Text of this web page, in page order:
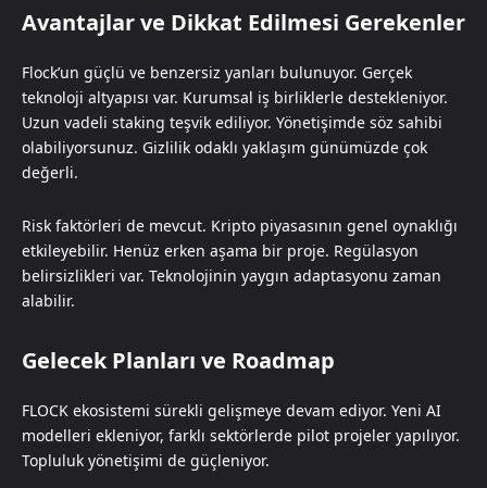
Avantajlar ve Dikkat Edilmesi Gerekenler
Flock’un güçlü ve benzersiz yanları bulunuyor. Gerçek
teknoloji altyapısı var. Kurumsal iş birliklerle destekleniyor.
Uzun vadeli staking teşvik ediliyor. Yönetişimde söz sahibi
olabiliyorsunuz. Gizlilik odaklı yaklaşım günümüzde çok
değerli.
Risk faktörleri de mevcut. Kripto piyasasının genel oynaklığı
etkileyebilir. Henüz erken aşama bir proje. Regülasyon
belirsizlikleri var. Teknolojinin yaygın adaptasyonu zaman
alabilir.
Gelecek Planları ve Roadmap
FLOCK ekosistemi sürekli gelişmeye devam ediyor. Yeni AI
modelleri ekleniyor, farklı sektörlerde pilot projeler yapılıyor.
Topluluk yönetişimi de güçleniyor.